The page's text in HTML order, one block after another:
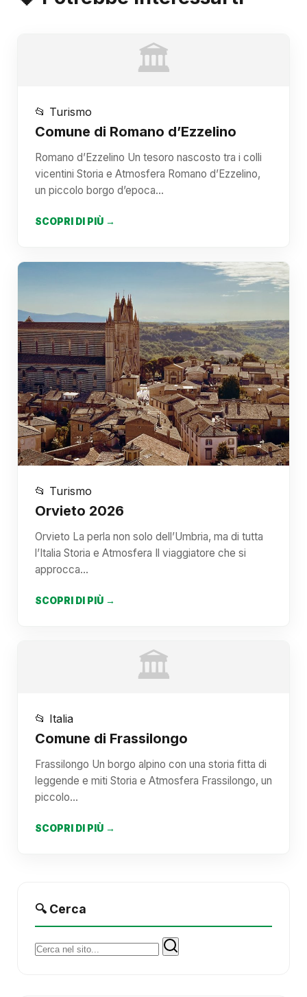
🏛️
📂 Turismo
Comune di Romano d’Ezzelino
Romano d’Ezzelino Un tesoro nascosto tra i colli
vicentini Storia e Atmosfera Romano d’Ezzelino,
un piccolo borgo d’epoca…
SCOPRI DI PIÙ →
📂 Turismo
Orvieto 2026
Orvieto La perla non solo dell’Umbria, ma di tutta
l’Italia Storia e Atmosfera Il viaggiatore che si
approcca…
SCOPRI DI PIÙ →
🏛️
📂 Italia
Comune di Frassilongo
Frassilongo Un borgo alpino con una storia fitta di
leggende e miti Storia e Atmosfera Frassilongo, un
piccolo…
SCOPRI DI PIÙ →
🔍 Cerca
Cerca: